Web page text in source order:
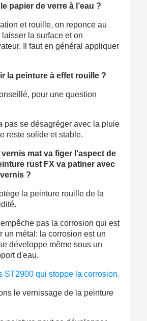
papier de verre à l’eau ?
et rouille, on reponce au
la surface et on
Il faut en général appliquer
la peinture à effet rouille ?
pour une question
pas se désagréger avec la pluie
reste solide et stable.
mat va figer l'aspect de
rust FX va patiner avec
?
la peinture rouille de la
pas la corrosion qui est
un métal: la corrosion est un
développe même sous un
d'eau.
ST2900 qui stoppe la corrosion.
le vernissage de la peinture